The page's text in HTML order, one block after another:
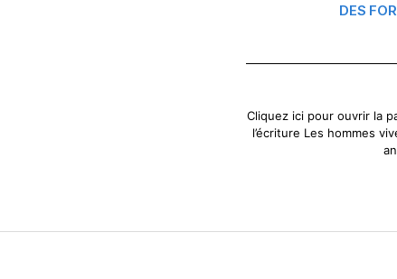
DES
Cliquez ici pour ouvrir la
l’écriture Les hommes